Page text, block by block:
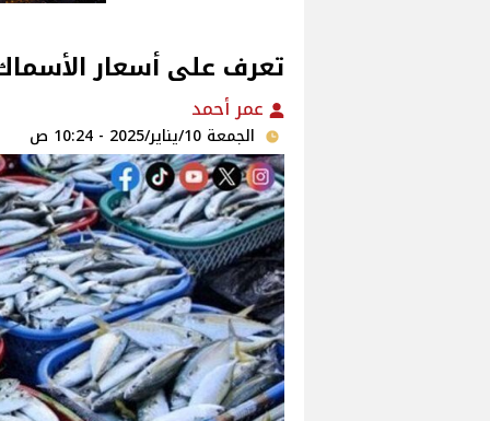
تعرف على أسعار
عمر أحمد
الجمعة 10/يناير/2025 - 10:24 ص